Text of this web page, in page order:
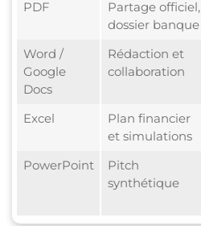
PDF
Partage officiel,
dossier banque
Word /
Google
Docs
Rédaction et
collaboration
Excel
Plan financier
et simulations
PowerPoint
Pitch
synthétique